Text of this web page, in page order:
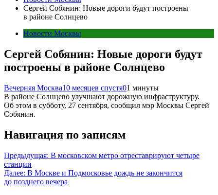
Сергей Собянин: Новые дороги будут построены
в районе Солнцево
Новости Москвы
Сергей Собянин: Новые дороги будут
построены в районе Солнцево
Вечерняя Москва10 месяцев спустя01 минуты
В районе Солнцево улучшают дорожную инфраструктуру.
Об этом в субботу, 27 сентября, сообщил мэр Москвы Сергей
Собянин.
Навигация по записям
Предыдущая: В московском метро отреставрируют четыре
станции
Далее: В Москве и Подмосковье дождь не закончится
до позднего вечера